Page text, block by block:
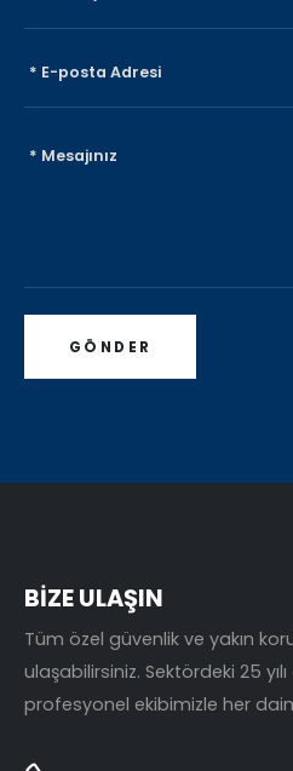
BİZE ULAŞIN
Tüm özel güvenlik ve yakın
ulaşabilirsiniz. Sektördeki 25
profesyonel ekibimizle her